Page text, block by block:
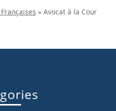
» Avocat à la Cour